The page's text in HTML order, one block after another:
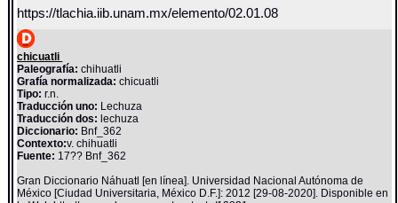
https://tlachia.iib.unam.mx/elemento/02.01.08
chicuatli
Paleografía: chihuatli
Grafía normalizada: chicuatli
Tipo: r.n.
Traducción uno: Lechuza
Traducción dos: lechuza
Diccionario: Bnf_362
Contexto:v. chihuatli
Fuente: 17?? Bnf_362
Gran Diccionario Náhuatl [en línea]. Universidad Nacional Autónoma de
México [Ciudad Universitaria, México D.F.]: 2012 [29-08-2020]. Disponible en